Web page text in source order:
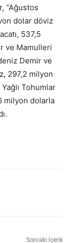
“Ağustos
dolar döviz
537,5
ve Mamulleri
Demir ve
297,2 milyon
Tohumlar
milyon dolarla
Sonraki İçerik